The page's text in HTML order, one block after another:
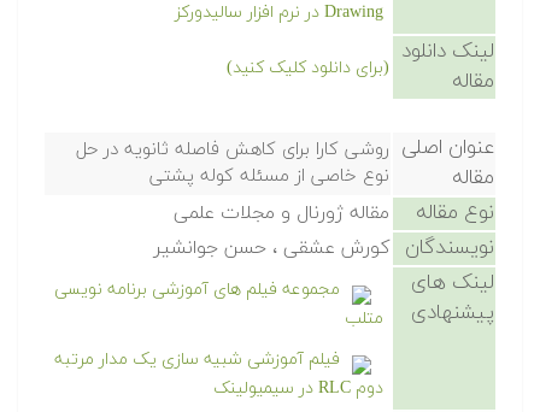
Drawing در نرم افزار سالیدورکز
لینک دانلود
مقاله
(برای دانلود کلیک کنید)
عنوان اصلی
مقاله
روشی کارا برای کاهش فاصله ثانویه در حل
نوع خاصی از مسئله کوله پشتی
نوع مقاله مقاله ژورنال و مجلات علمی
نویسندگان کورش عشقی ، حسن جوانشیر
لینک های
پیشنهادی
مجموعه فیلم های آموزشی برنامه نویسی
متلب
فیلم آموزشی شبیه سازی یک مدار مرتبه
دوم RLC در سیمیولینک